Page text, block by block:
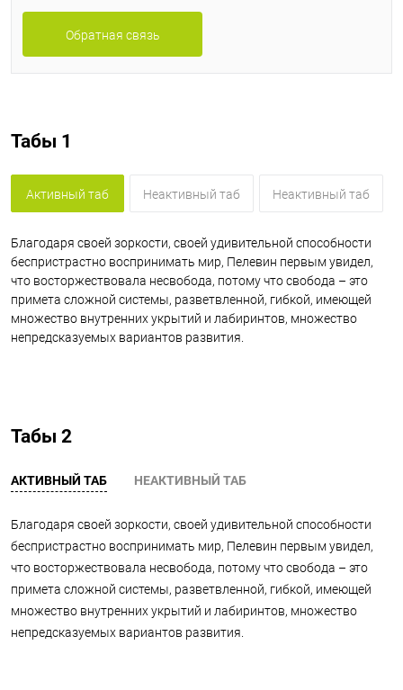
Обратная связь
Табы 1
Активный таб Неактивный таб Неактивный таб
Благодаря своей зоркости, своей удивительной способности
беспристрастно воспринимать мир, Пелевин первым увидел,
что восторжествовала несвобода, потому что свобода – это
примета сложной системы, разветвленной, гибкой, имеющей
множество внутренних укрытий и лабиринтов, множество
непредсказуемых вариантов развития.
Табы 2
АКТИВНЫЙ ТАБ НЕАКТИВНЫЙ ТАБ
Благодаря своей зоркости, своей удивительной способности
беспристрастно воспринимать мир, Пелевин первым увидел,
что восторжествовала несвобода, потому что свобода – это
примета сложной системы, разветвленной, гибкой, имеющей
множество внутренних укрытий и лабиринтов, множество
непредсказуемых вариантов развития.